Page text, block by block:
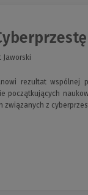
Jaworski
rezultat wspólnej
początkujących
związanych z